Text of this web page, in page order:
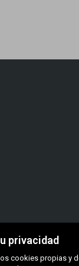
privacidad
cookies propias y